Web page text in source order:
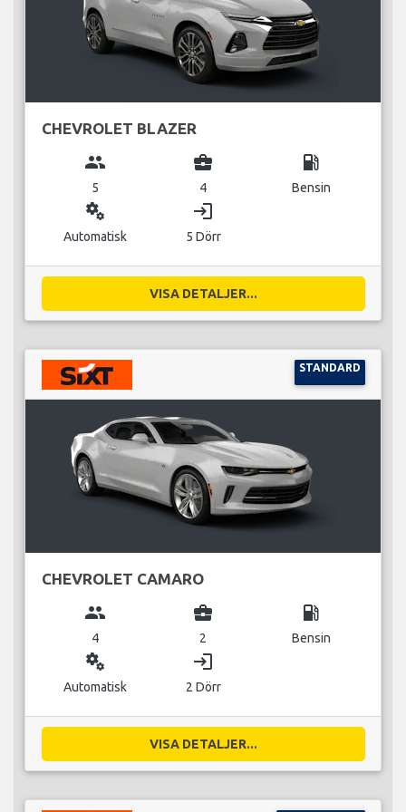
CHEVROLET BLAZER
group
5
business_center
4
local_gas_station
Bensin
miscellaneous_services
Automatisk
login
5 Dörr
VISA DETALJER...
STANDARD
CHEVROLET CAMARO
group
4
business_center
2
local_gas_station
Bensin
miscellaneous_services
Automatisk
login
2 Dörr
VISA DETALJER...